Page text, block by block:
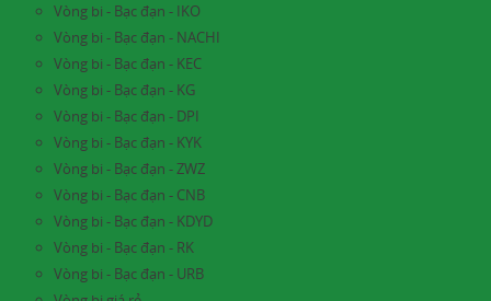
Vòng bi - Bạc đạn - IKO
Vòng bi - Bạc đạn - NACHI
Vòng bi - Bạc đạn - KEC
Vòng bi - Bạc đạn - KG
Vòng bi - Bạc đạn - DPI
Vòng bi - Bạc đạn - KYK
Vòng bi - Bạc đạn - ZWZ
Vòng bi - Bạc đạn - CNB
Vòng bi - Bạc đạn - KDYD
Vòng bi - Bạc đạn - RK
Vòng bi - Bạc đạn - URB